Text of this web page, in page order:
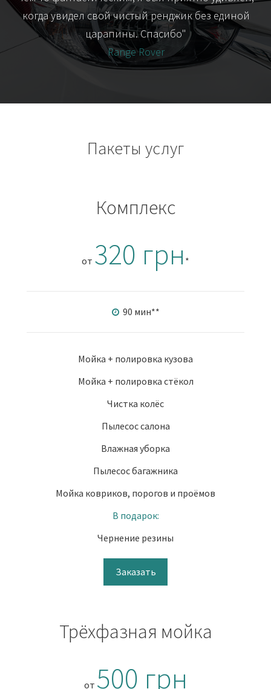
когда увидел свой чистый ренджик без единой
царапины. Спасибо"
Range Rover
Пакеты услуг
Комплекс
от 320 грн *
90 мин**
Мойка + полировка кузова
Мойка + полировка стёкол
Чистка колёс
Пылесос салона
Влажная уборка
Пылесос багажника
Мойка ковриков, порогов и проёмов
В подарок:
Чернение резины
Заказать
Трёхфазная мойка
от 500 грн